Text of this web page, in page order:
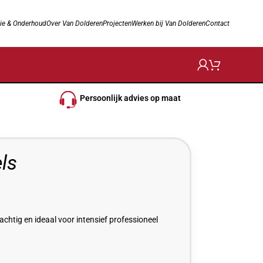
& OnderhoudOver Van DolderenProjectenWerken bij Van DolderenContact
Persoonlijk advies op maat
en ideaal voor intensief professioneel